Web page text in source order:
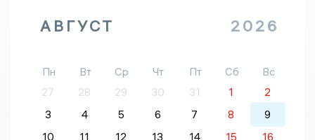
АВГУСТ 2026
Пн Вт Ср Чт Пт Сб
Вс
27
28 29 30 31 1
2
3
4 5 6 7 8
9
10
11 12 13 14 15 16